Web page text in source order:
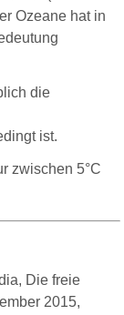
Ozeane hat in
die
ist.
zwischen 5°C
Die freie
2015,